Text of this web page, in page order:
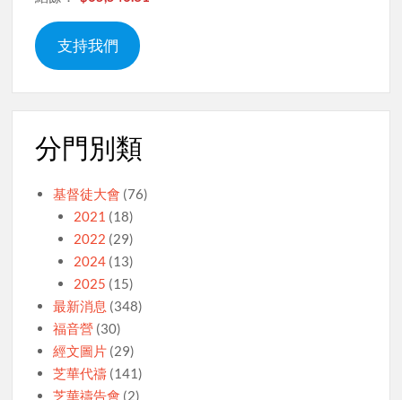
支持我們
分門別類
基督徒大會 (76)
2021 (18)
2022 (29)
2024(13)
2025 (15)
最新消息 (348)
福音營 (30)
經文圖片 (29)
芝華代禱 (141)
芝華禱告會 (2)